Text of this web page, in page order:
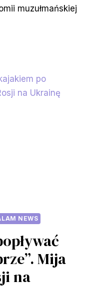
muzułmańskiej
NEWS
Mija
na